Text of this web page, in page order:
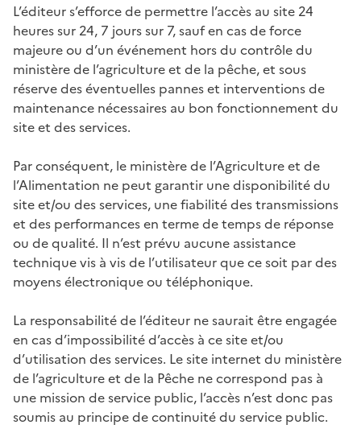
L’éditeur s’efforce de permettre l’accès au site 24
heures sur 24, 7 jours sur 7, sauf en cas de force
majeure ou d’un événement hors du contrôle du
ministère de l’agriculture et de la pêche, et sous
réserve des éventuelles pannes et interventions de
maintenance nécessaires au bon fonctionnement du
site et des services.
Par conséquent, le ministère de l’Agriculture et de
l’Alimentation ne peut garantir une disponibilité du
site et/ou des services, une fiabilité des transmissions
et des performances en terme de temps de réponse
ou de qualité. Il n’est prévu aucune assistance
technique vis à vis de l’utilisateur que ce soit par des
moyens électronique ou téléphonique.
La responsabilité de l’éditeur ne saurait être engagée
en cas d’impossibilité d’accès à ce site et/ou
d’utilisation des services. Le site internet du ministère
de l’agriculture et de la Pêche ne correspond pas à
une mission de service public, l’accès n’est donc pas
soumis au principe de continuité du service public.